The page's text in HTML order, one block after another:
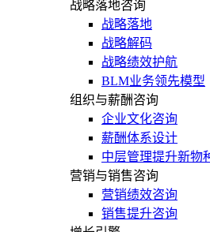
战略落地咨询
战略落地
战略解码
战略绩效护航
BLM业务领先模型
组织与薪酬咨询
企业文化咨询
薪酬体系设计
中层管理提升新物
营销与销售咨询
营销绩效咨询
销售提升咨询